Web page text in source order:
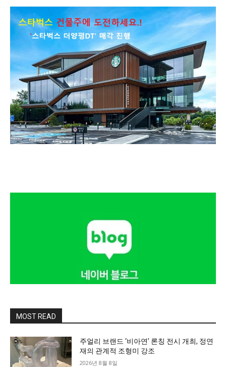
MOST READ
주얼리 브랜드 ‘비아연’ 론칭 전시 개최, 정연
재의 관계적 조형미 강조
2026년 8월 8일